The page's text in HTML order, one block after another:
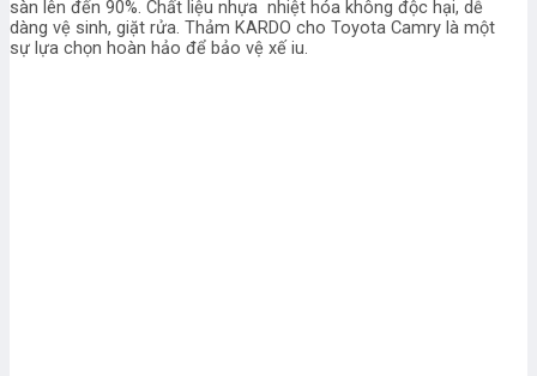
sàn lên đến 90%. Chất liệu nhựa nhiệt hóa không độc hại, dễ
dàng vệ sinh, giặt rửa. Thảm KARDO cho Toyota Camry là một
sự lựa chọn hoàn hảo để bảo vệ xế iu.